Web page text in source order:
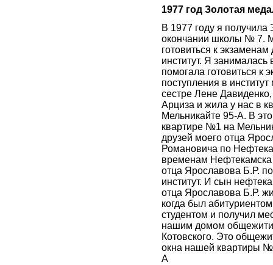
1977 год Золотая
В 1977 году я
окончании школы № 7.
готовиться к
институт. Я занималась
помогала готовиться к
поступления в
сестре Лене
Арциза и жила у нас в
Мельникайте 95-А. В
квартире №1 на
друзей моего отца
Романовича по
временам
отца Ярославова Б.Р.
институт. И сын
отца Ярославова Б.Р.
когда был
студентом и получил
нашим домом
Котовского. Это
окна нашей квартиры
А